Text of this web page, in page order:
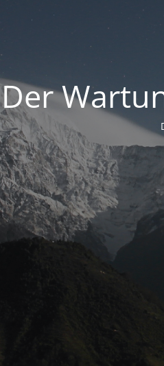
Der